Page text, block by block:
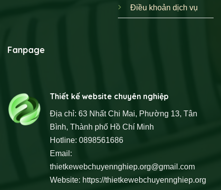
Điều khoản dịch vụ
Fanpage
Thiết kế website chuyên nghiệp
Địa chỉ: 63 Nhất Chi Mai, Phường 13, Tân
Bình, Thành phố Hồ Chí Minh
Hotline: 0898561686
Email:
thietkewebchuyennghiep.org@gmail.com
Website: https://thietkewebchuyennghiep.org